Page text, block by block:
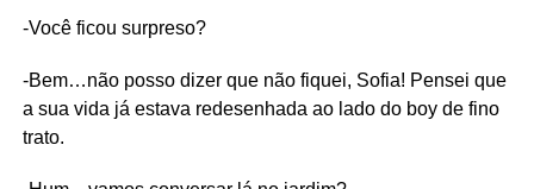
-Você ficou surpreso?
-Bem…não posso dizer que não fiquei, Sofia! Pensei que
a sua vida já estava redesenhada ao lado do boy de fino
trato.